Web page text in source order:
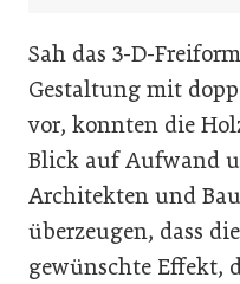
Sah das 3-D-
Gestaltung mit
vor, konnten die
Blick auf Aufwand
Architekten und
überzeugen, dass
gewünschte Effekt,